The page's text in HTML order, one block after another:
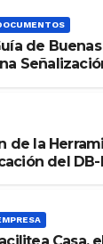
de
de la
del DB-